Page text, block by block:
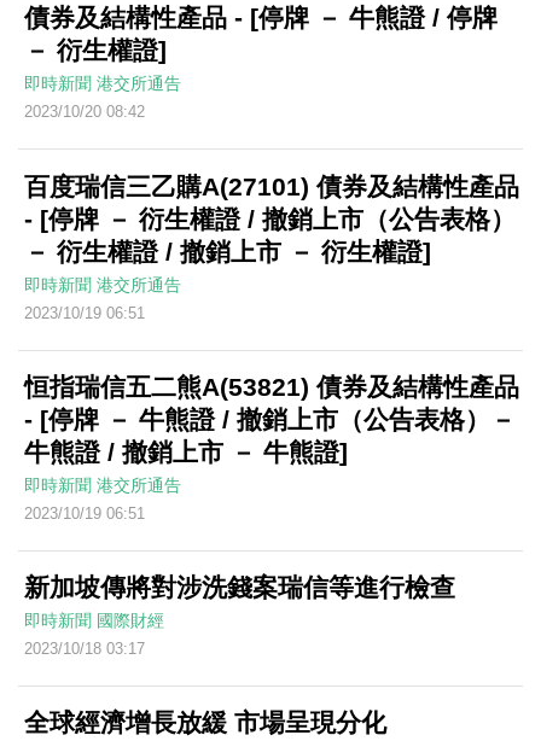
債券及結構性產品 - [停牌 － 牛熊證 / 停牌
－ 衍生權證]
即時新聞 港交所通告
2023/10/20 08:42
百度瑞信三乙購A(27101) 債券及結構性產品
- [停牌 － 衍生權證 / 撤銷上市（公告表格）
－ 衍生權證 / 撤銷上市 － 衍生權證]
即時新聞 港交所通告
2023/10/19 06:51
恒指瑞信五二熊A(53821) 債券及結構性產品
- [停牌 － 牛熊證 / 撤銷上市（公告表格）－
牛熊證 / 撤銷上市 － 牛熊證]
即時新聞 港交所通告
2023/10/19 06:51
新加坡傳將對涉洗錢案瑞信等進行檢查
即時新聞 國際財經
2023/10/18 03:17
全球經濟增長放緩 市場呈現分化